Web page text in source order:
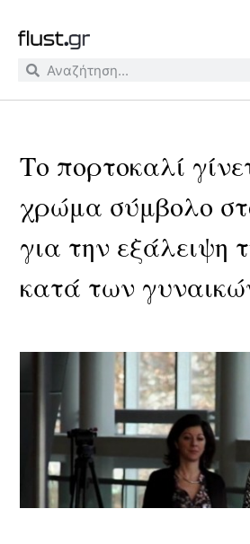
Το πορτοκαλί
χρώμα σύμβολο
για την εξάλειψη
κατά των